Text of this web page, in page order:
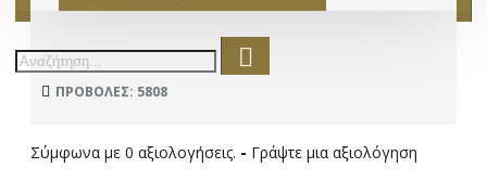
ΠΡΟΒΟΛΈΣ: 5808
Σύμφωνα με 0 αξιολογήσεις. - Γράψτε μια αξιολόγηση